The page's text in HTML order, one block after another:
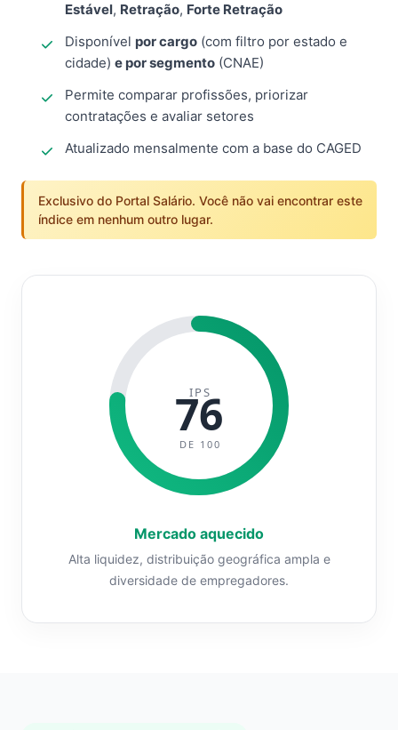
Estável, Retração, Forte Retração
Disponível por cargo (com filtro por estado e
cidade) e por segmento (CNAE)
Permite comparar profissões, priorizar
contratações e avaliar setores
Atualizado mensalmente com a base do CAGED
Exclusivo do Portal Salário. Você não vai encontrar este
índice em nenhum outro lugar.
IPS
76
DE 100
Mercado aquecido
Alta liquidez, distribuição geográfica ampla e
diversidade de empregadores.